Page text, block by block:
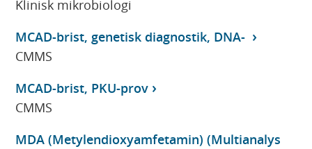
Klinisk mikrobiologi
MCAD-brist, genetisk diagnostik, DNA-
CMMS
MCAD-brist, PKU-prov
CMMS
MDA (Metylendioxyamfetamin) (Multianalys